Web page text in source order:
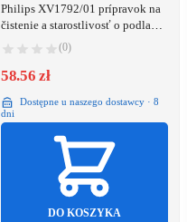
Philips XV1792/01 prípravok na
čistenie a starostlivosť o podlahu
Tekutina (koncentrovaná)
(0)
58.56 zł
Dostępne u naszego dostawcy · 8
dni
DO KOSZYKA